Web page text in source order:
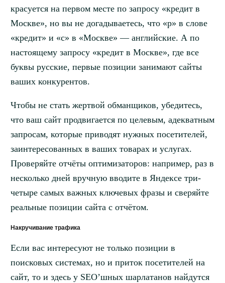
красуется на первом месте по запросу «кpедит в
Моcкве», но вы не догадываетесь, что «p» в слове
«кpедит» и «c» в «Моcкве» — английские. А по
настоящему запросу «кредит в Москве», где все
буквы русские, первые позиции занимают сайты
ваших конкурентов.
Чтобы не стать жертвой обманщиков, убедитесь,
что ваш сайт продвигается по целевым, адекватным
запросам, которые приводят нужных посетителей,
заинтересованных в ваших товарах и услугах.
Проверяйте отчёты оптимизаторов: например, раз в
несколько дней вручную вводите в Яндексе три-
четыре самых важных ключевых фразы и сверяйте
реальные позиции сайта с отчётом.
Накручивание трафика
Если вас интересуют не только позиции в
поисковых системах, но и приток посетителей на
сайт, то и здесь у SEO’шных шарлатанов найдутся